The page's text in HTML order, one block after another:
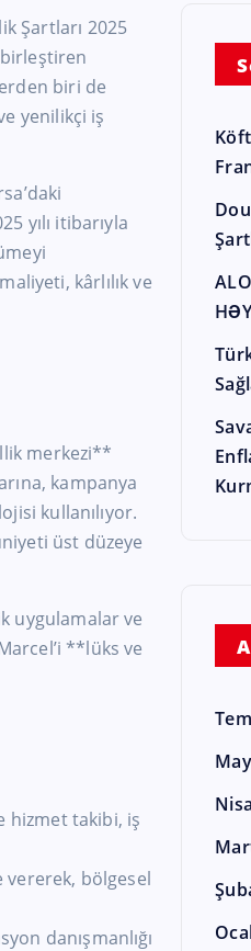
Şartları 2025
biri de
yenilikçi iş
yılı itibarıyla
kârlılık ve
merkezi**
kampanya
kullanılıyor.
üst düzeye
uygulamalar ve
**lüks ve
hizmet takibi, iş
bölgesel
danışmanlığı